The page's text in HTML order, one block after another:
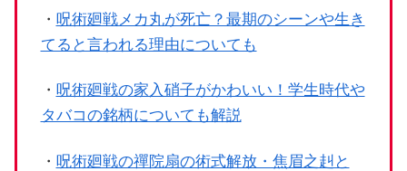
・ 呪術廻戦メカ丸が死亡？最期のシーンや生き
てると言われる理由についても
・ 呪術廻戦の家入硝子がかわいい！学生時代や
タバコの銘柄についても解説
・ 呪術廻戦の禪院扇の術式解放・焦眉之赳と